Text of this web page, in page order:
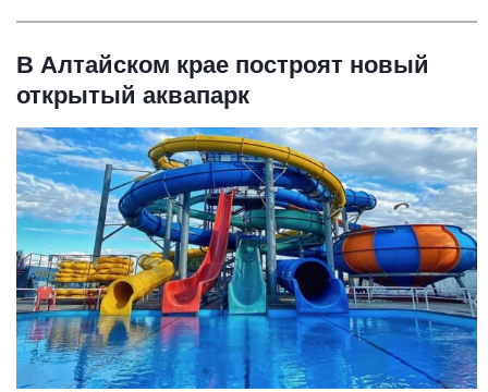
В Алтайском крае построят новый
открытый аквапарк